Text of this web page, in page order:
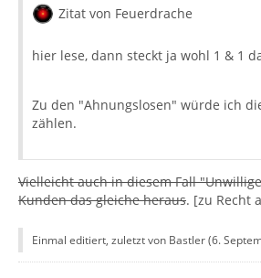
Wir hatten als letzte Möglichkeit
betroffenen Seite eine andere
vorrübergehend anzugeben,
Code benötigt, der von einer der
Absender-Domain? Ist die Mail
enthält z.B. umfangreiche Anhänge?
Problem auch mit einer einfachen
anderen Absenderadresse aus
Zitat von Feuerdrache
hier lese, dann steckt ja wohl 1 & 1
Zu den "Ahnungslosen" würde ich
zählen.
Vielleicht auch in diesem Fall
Kunden das gleiche heraus. [zu Recht
Einmal editiert, zuletzt von Bastler (6.